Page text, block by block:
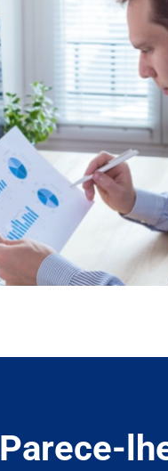
Parece-